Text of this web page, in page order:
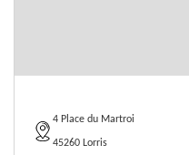
4 Place du Martroi
45260 Lorris